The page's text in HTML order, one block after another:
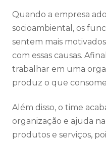
Quando a empresa
socioambiental, os
sentem mais
com essas causas.
trabalhar em uma
produz o que
Além disso, o time
organização e ajuda
produtos e serviços,